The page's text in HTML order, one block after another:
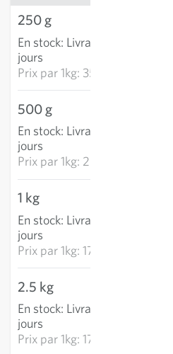
250 g
En stock: Livraison 3-5
jours
Prix par1kg: 35,20 €
500 g
En stock: Livraison 3-5
jours
Prix par1kg: 26,29 €
1 kg
En stock: Livraison 3-5
jours
Prix par1kg: 17,88 €
2.5 kg
En stock: Livraison 3-5
jours
Prix par1kg: 17,69 €